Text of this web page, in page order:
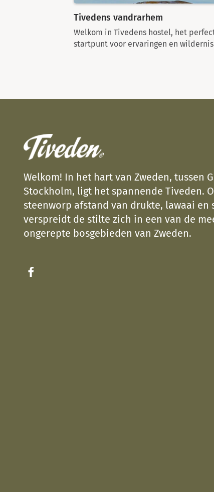
Tivedens vandrarhem
Welkom in Tivedens hostel, het
startpunt voor ervaringen en wildernis
Welkom! In het hart van Zweden, tussen
Stockholm, ligt het spannende Tiveden.
steenworp afstand van drukte, lawaai en
verspreidt de stilte zich in een van de
ongerepte bosgebieden van Zweden.